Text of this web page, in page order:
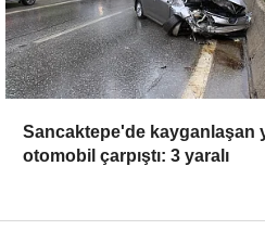
Sancaktepe'de kayganlaşan
otomobil çarpıştı: 3 yaralı